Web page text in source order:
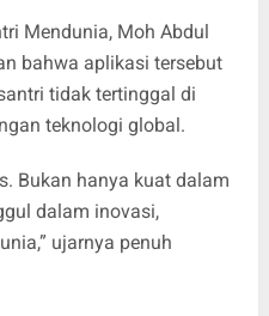
Mendunia, Moh Abdul
bahwa aplikasi tersebut
tidak tertinggal di
teknologi global.
Bukan hanya kuat dalam
dalam inovasi,
ujarnya penuh